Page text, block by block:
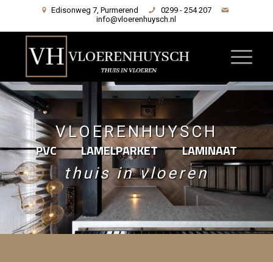
Edisonweg 7, Purmerend
0299 - 254 207
info@vloerenhuysch.nl
PVC LAMELPARKET LAMINAAT